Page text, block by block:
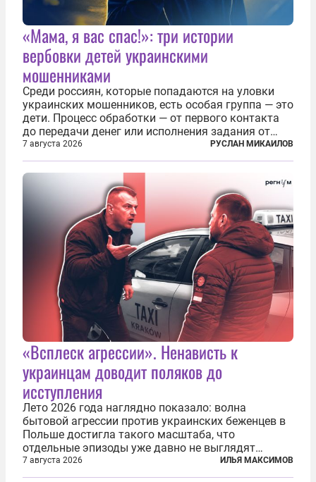
«Мама, я вас спас!»: три истории
вербовки детей украинскими
мошенниками
Среди россиян, которые попадаются на уловки
украинских мошенников, есть особая группа — это
дети. Процесс обработки — от первого контакта
до передачи денег или исполнения задания от
кураторов может занять от двух часов до
нескольких месяцев. Детей превращают в
послушных исполнителей, которые...
7 августа 2026 РУСЛАН МИКАИЛОВ
«Всплеск агрессии». Ненависть к
украинцам доводит поляков до
исступления
Лето 2026 года наглядно показало: волна
бытовой агрессии против украинских беженцев в
Польше достигла такого масштаба, что
отдельные эпизоды уже давно не выглядят
случайными. Поляки, судя по происходящему,
буквально теряют рассудок от ненависти к
7 августа 2026 ИЛЬЯ МАКСИМОВ